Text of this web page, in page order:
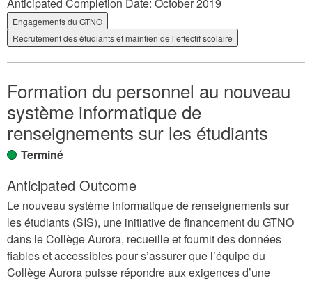
Anticipated Completion Date: October 2019
Engagements du GTNO
Recrutement des étudiants et maintien de l’effectif scolaire
Formation du personnel au nouveau
système informatique de
renseignements sur les étudiants
Terminé
Anticipated Outcome
Le nouveau système informatique de renseignements sur
les étudiants (SIS), une initiative de financement du GTNO
dans le Collège Aurora, recueille et fournit des données
fiables et accessibles pour s’assurer que l’équipe du
Collège Aurora puisse répondre aux exigences d’une